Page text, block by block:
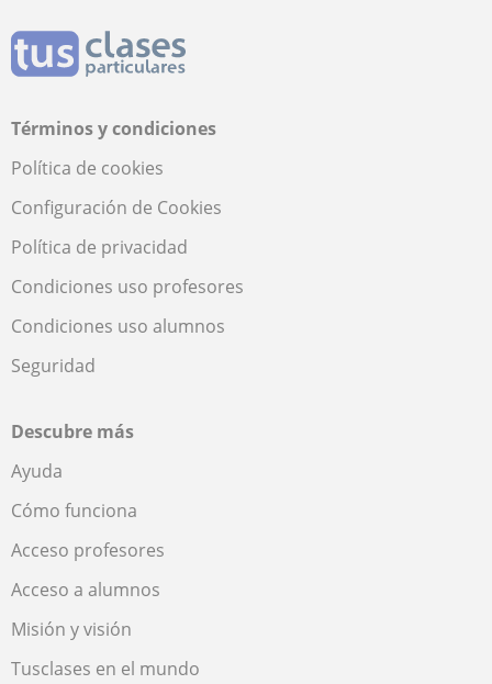
Términos y condiciones
Política de cookies
Configuración de Cookies
Política de privacidad
Condiciones uso profesores
Condiciones uso alumnos
Seguridad
Descubre más
Ayuda
Cómo funciona
Acceso profesores
Acceso a alumnos
Misión y visión
Tusclases en el mundo